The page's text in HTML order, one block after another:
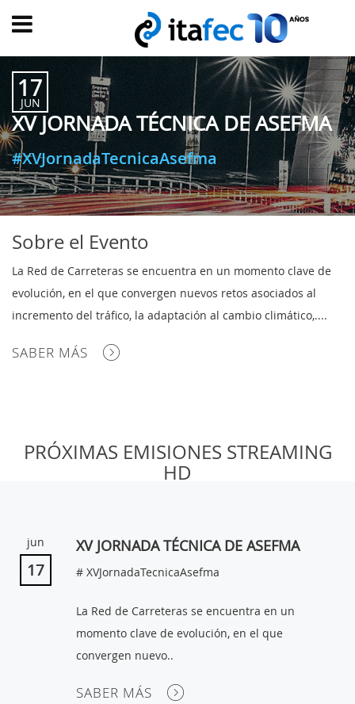
Main
INICIO
EVOLUCIÓN
EVENTOS
WATCH
NOW
TRANSFORMACIÓN
EXPERIENCE
CUENTA
CLUB
AUTORES
17
JUN
XV JORNADA TÉCNICA DE ASEFMA
#XVJornadaTecnicaAsefma
Sobre el Evento
La Red de Carreteras se encuentra en un momento clave de
evolución, en el que convergen nuevos retos asociados al
incremento del tráfico, la adaptación al cambio climático,....
SABER MÁS
PRÓXIMAS EMISIONES STREAMING
HD
jun
17
XV JORNADA TÉCNICA DE ASEFMA
# XVJornadaTecnicaAsefma
La Red de Carreteras se encuentra en un
momento clave de evolución, en el que
convergen nuevo..
SABER MÁS